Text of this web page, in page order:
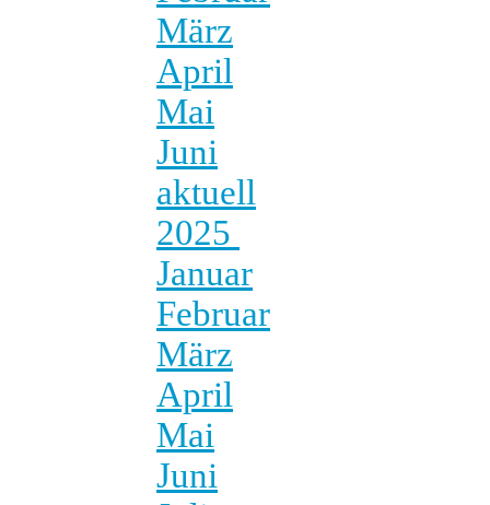
März
April
Mai
Juni
aktuell
2025
Januar
Februar
März
April
Mai
Juni